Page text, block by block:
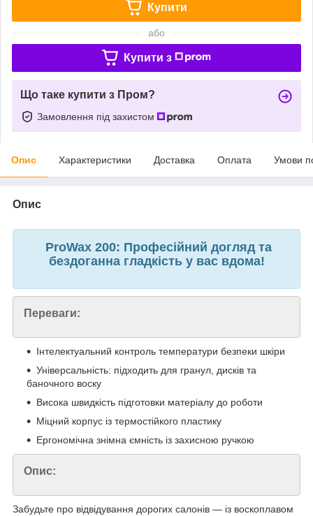
Купити
або
Купити з
Що таке купити з Пром?
Замовлення під захистом
Опис Характеристики Доставка Оплата Умови
Опис
ProWax 200: Професійний догляд та
бездоганна гладкість у вас вдома!
Переваги:
Інтелектуальний контроль температури безпеки шкіри
Універсальність: підходить для гранул, дисків та
баночного воску
Висока швидкість підготовки матеріалу до роботи
Міцний корпус із термостійкого пластику
Ергономічна знімна ємність із захисною ручкою
Опис:
Забудьте про відвідування дорогих салонів — із воскоплавом